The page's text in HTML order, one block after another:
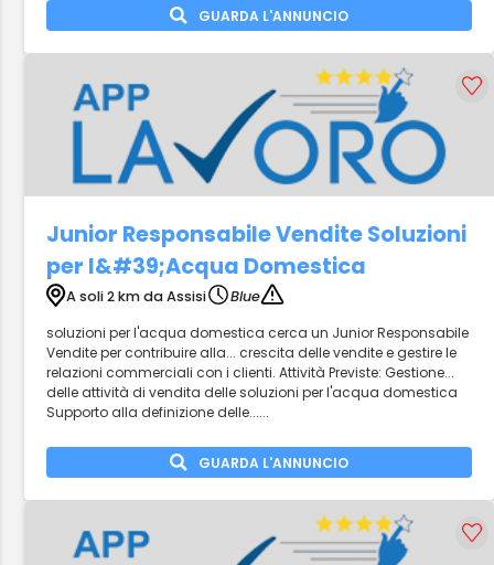
GUARDA L'ANNUNCIO
Junior Responsabile Vendite Soluzioni
per l&#39;Acqua Domestica
A soli 2 km da Assisi
Blue
soluzioni per l'acqua domestica cerca un Junior Responsabile
Vendite per contribuire alla... crescita delle vendite e gestire le
relazioni commerciali con i clienti. Attività Previste: Gestione...
delle attività di vendita delle soluzioni per l'acqua domestica
Supporto alla definizione delle......
GUARDA L'ANNUNCIO